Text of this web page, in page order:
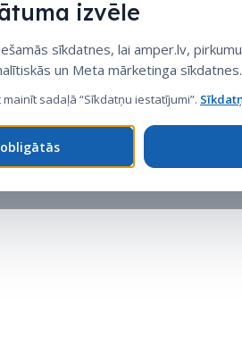
izvēle
sīkdatnes, lai amper.lv,
un Meta mārketinga
sadaļā “Sīkdatņu iestatījumi”.